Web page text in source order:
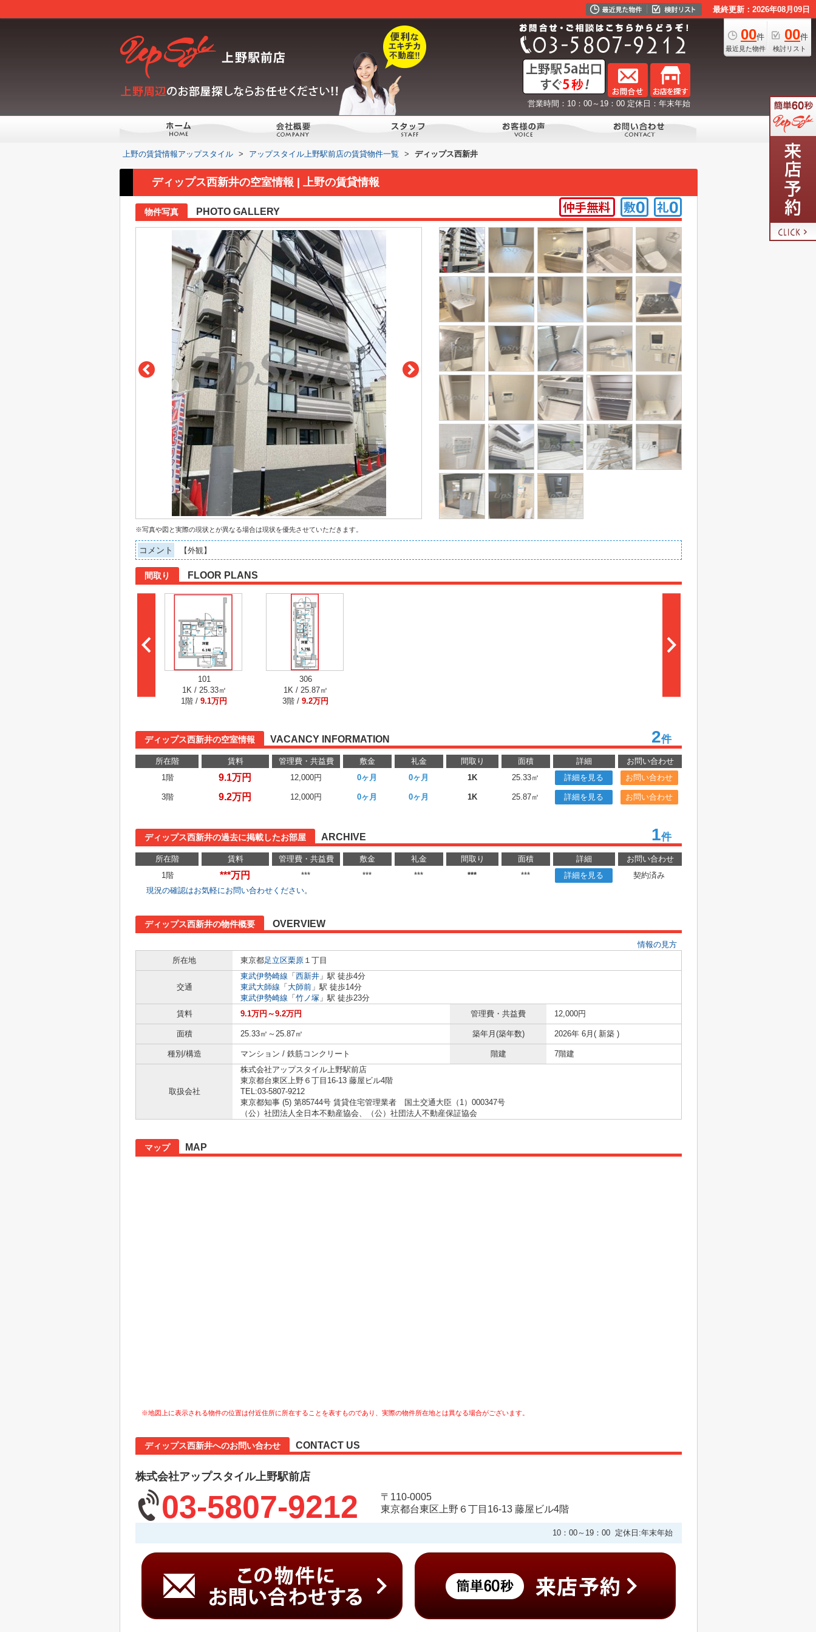
最終更新：2026年08月09日
00件
最近見た物件
00件
検討リスト
営業時間：10：00～19：00 定休日：年末年始
上野の賃貸情報アップスタイル > アップスタイル上野駅前店の賃貸物件一覧 > ディップス西新井
ディップス西新井の空室情報 | 上野の賃貸情報
物件写真 PHOTO GALLERY
※写真や図と実際の現状とが異なる場合は現状を優先させていただきます。
コメント 【外観】
間取り FLOOR PLANS
101
1K / 25.33㎡
1階 / 9.1万円
306
1K / 25.87㎡
3階 / 9.2万円
ディップス西新井の空室情報 VACANCY INFORMATION 2件
所在階 賃料 管理費・共益費 敷金 礼金 間取り 面積 詳細
お問い合わせ
1階
9.1万円 12,000円 0ヶ月 0ヶ月 1K 25.33㎡ 詳細を見る お問い合わせ
3階 9.2万円 12,000円 0ヶ月 0ヶ月 1K 25.87㎡ 詳細を見る お問い合わせ
ディップス西新井の過去に掲載したお部屋 ARCHIVE 1件
所在階 賃料 管理費・共益費 敷金 礼金 間取り 面積 詳細
お問い合わせ
1階
***万円 *** *** *** *** *** 詳細を見る
契約済み
現況の確認はお気軽にお問い合わせください。
ディップス西新井の物件概要 OVERVIEW
情報の見方
所在地
東京都足立区栗原 １丁目
交通
東武伊勢崎線 「 西新井 」駅 徒歩4分
東武大師線 「 大師前 」駅 徒歩14分
東武伊勢崎線 「 竹ノ塚 」駅 徒歩23分
賃料
9.1万円～9.2万円 管理費・共益費 12,000円
面積 25.33㎡～25.87㎡ 築年月(築年数) 2026年 6月( 新築 )
種別/構造 マンション / 鉄筋コンクリート 階建 7階建
取扱会社
株式会社アップスタイル上野駅前店
東京都台東区上野６丁目16-13 藤屋ビル4階
TEL:03-5807-9212
東京都知事 (5) 第85744号 賃貸住宅管理業者 国土交通大臣（1）000347号
（公）社団法人全日本不動産協会、（公）社団法人不動産保証協会
マップ MAP
※地図上に表示される物件の位置は付近住所に所在することを表すものであり、実際の物件所在地とは異なる場合がございます。
ディップス西新井へのお問い合わせ CONTACT US
株式会社アップスタイル上野駅前店
03-5807-9212
〒110-0005
東京都台東区上野６丁目16-13 藤屋ビル4階
10：00～19：00 定休日:年末年始